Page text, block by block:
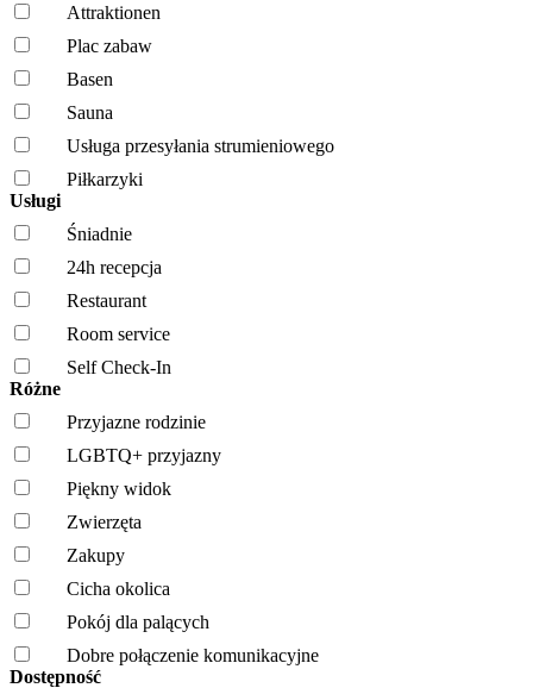
Attraktionen
Plac zabaw
Basen
Sauna
Usługa przesyłania strumieniowego
Piłkarzyki
Usługi
Śniadnie
24h recepcja
Restaurant
Room service
Self Check-In
Różne
Przyjazne rodzinie
LGBTQ+ przyjazny
Piękny widok
Zwierzęta
Zakupy
Cicha okolica
Pokój dla palących
Dobre połączenie komunikacyjne
Dostępność